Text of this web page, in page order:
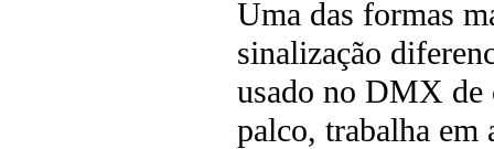
Uma das formas
sinalização
usado no DMX de
palco, trabalha em